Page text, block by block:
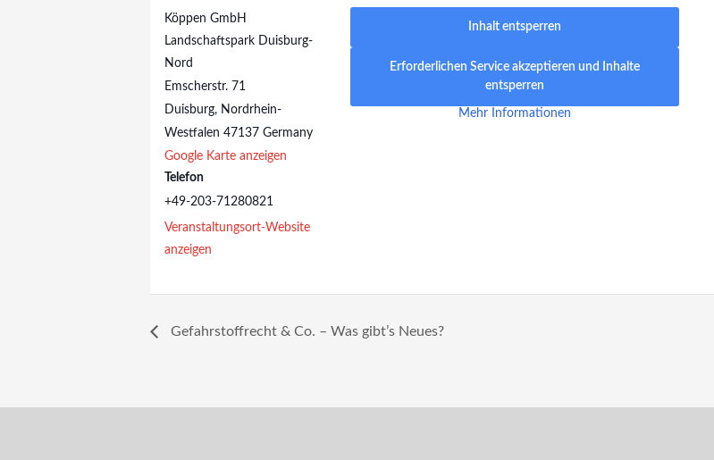
Köppen GmbH
Landschaftspark Duisburg-
Nord
Emscherstr. 71
Duisburg, Nordrhein-
Westfalen 47137 Germany
Google Karte anzeigen
Telefon
+49-203-71280821
Veranstaltungsort-Website
anzeigen
Inhalt entsperren
Erforderlichen Service akzeptieren und Inhalte
entsperren
Mehr Informationen
Gefahrstoffrecht & Co. – Was gibt’s Neues?